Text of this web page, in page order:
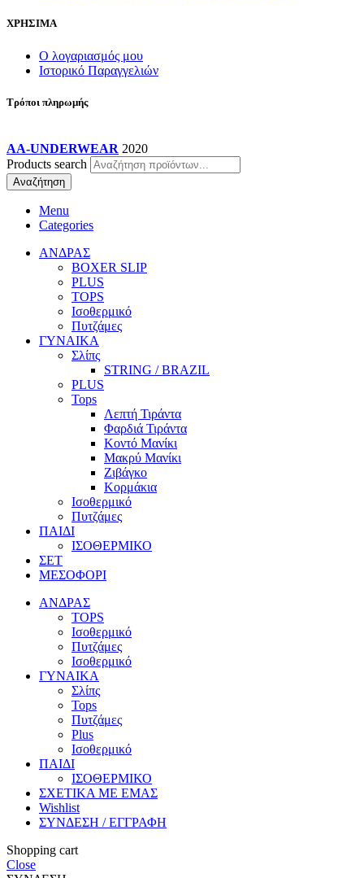
ΧΡΗΣΙΜΑ
Ο λογαριασμός μου
Ιστορικό Παραγγελιών
Τρόποι πληρωμής
AA-UNDERWEAR 2020
Products search
Αναζήτηση
Menu
Categories
ΑΝΔΡΑΣ
BOXER SLIP
PLUS
TOPS
Ισοθερμικό
Πυτζάμες
ΓΥΝΑΙΚΑ
Σλίπς
STRING / BRAZIL
PLUS
Tops
Λεπτή Τιράντα
Φαρδιά Τιράντα
Κοντό Μανίκι
Μακρύ Μανίκι
Ζιβάγκο
Κορμάκια
Ισοθερμικό
Πυτζάμες
ΠΑΙΔΙ
ΙΣΟΘΕΡΜΙΚΟ
ΣΕΤ
ΜΕΣΟΦΟΡΙ
ΑΝΔΡΑΣ
TOPS
Ισοθερμικό
Πυτζάμες
Ισοθερμικό
ΓΥΝΑΙΚΑ
Σλίπς
Tops
Πυτζάμες
Plus
Ισοθερμικό
ΠΑΙΔΙ
ΙΣΟΘΕΡΜΙΚΟ
ΣΧΕΤΙΚΑ ΜΕ ΕΜΑΣ
Wishlist
ΣΥΝΔΕΣΗ / ΕΓΓΡΑΦΗ
Shopping cart
Close